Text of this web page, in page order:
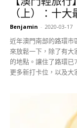
（上）：十
Benjamin - 2020-03-17
近年澳門南部的路環市
來放鬆一下，除了有
的地點。讓住了路環
更多新打卡位，以及大